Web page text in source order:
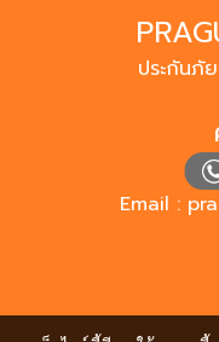
ประกันภั
Email :